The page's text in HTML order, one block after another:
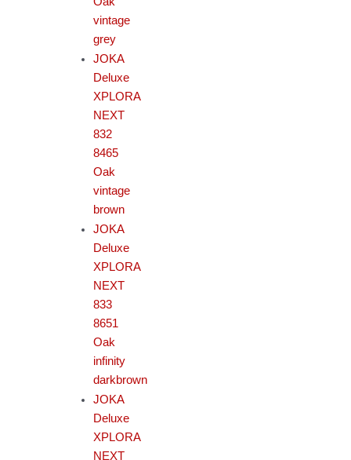
vintage
grey
JOKA
Deluxe
XPLORA
NEXT
832
8465
Oak
vintage
brown
JOKA
Deluxe
XPLORA
NEXT
833
8651
Oak
infinity
darkbrown
JOKA
Deluxe
XPLORA
NEXT